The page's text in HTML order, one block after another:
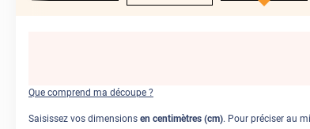
Que comprend ma découpe ?
Saisissez vos dimensions en centimètres (cm). Pour préciser au